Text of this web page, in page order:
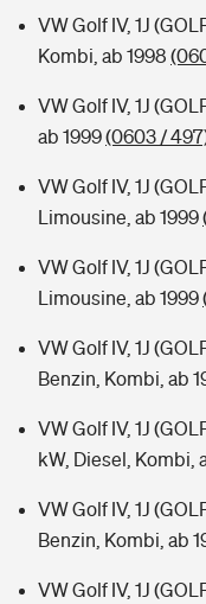
VW Golf IV, 1J
Kombi, ab 1998
VW Golf IV, 1J
ab 1999(0603 /
VW Golf IV, 1J
Limousine, ab 1999
VW Golf IV, 1J
Limousine, ab 1999
VW Golf IV, 1J
Benzin, Kombi, ab
VW Golf IV, 1J
kW, Diesel, Kombi,
VW Golf IV, 1J
Benzin, Kombi, ab
VW Golf IV, 1J